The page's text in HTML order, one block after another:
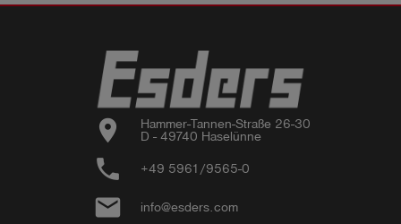
location_on
Hammer-Tannen-Straße 26-30
D - 49740 Haselünne
phone +49 5961/9565-0
email info@esders.com